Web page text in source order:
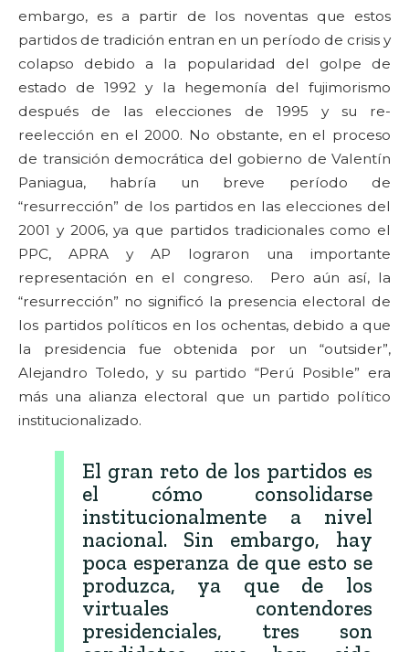
embargo, es a partir de los noventas que estos
partidos de tradición entran en un período de crisis y
colapso debido a la popularidad del golpe de
estado de 1992 y la hegemonía del fujimorismo
después de las elecciones de 1995 y su re-
reelección en el 2000. No obstante, en el proceso
de transición democrática del gobierno de Valentín
Paniagua, habría un breve período de
“resurrección” de los partidos en las elecciones del
2001 y 2006, ya que partidos tradicionales como el
PPC, APRA y AP lograron una importante
representación en el congreso. Pero aún así, la
“resurrección” no significó la presencia electoral de
los partidos políticos en los ochentas, debido a que
la presidencia fue obtenida por un “outsider”,
Alejandro Toledo, y su partido “Perú Posible” era
más una alianza electoral que un partido político
institucionalizado.
El gran reto de los partidos es
el cómo consolidarse
institucionalmente a nivel
nacional. Sin embargo, hay
poca esperanza de que esto se
produzca, ya que de los
virtuales contendores
presidenciales, tres son